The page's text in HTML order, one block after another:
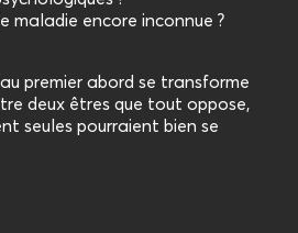
maladie encore inconnue ?
premier abord se transforme
deux êtres que tout oppose,
seules pourraient bien se